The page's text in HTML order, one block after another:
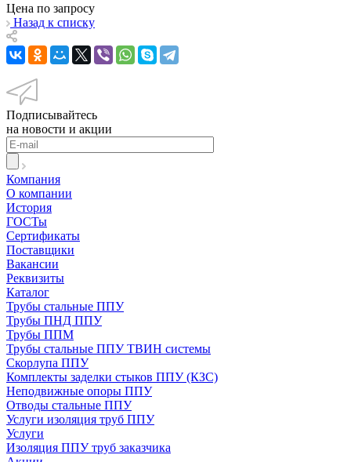
Цена по запросу
Назад к списку
Подписывайтесь
на новости и акции
Компания
О компании
История
ГОСТы
Сертификаты
Поставщики
Вакансии
Реквизиты
Каталог
Трубы стальные ППУ
Трубы ПНД ППУ
Трубы ППМ
Трубы стальные ППУ ТВИН системы
Скорлупа ППУ
Комплекты заделки стыков ППУ (КЗС)
Неподвижные опоры ППУ
Отводы стальные ППУ
Услуги изоляция труб ППУ
Услуги
Изоляция ППУ труб заказчика